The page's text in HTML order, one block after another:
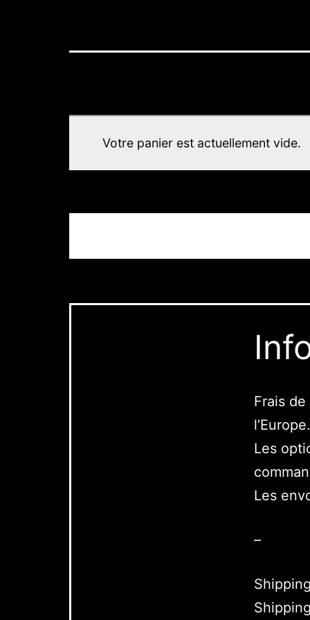
Votre panier est actuellement vide.
Frais
l’Europe.
Les
Les
–